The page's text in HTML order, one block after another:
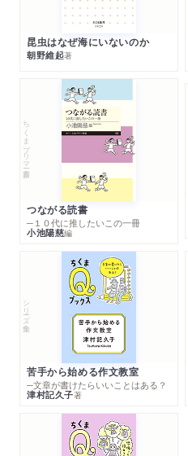
昆虫はなぜ海にいないのか
朝野維起著
ちくまプリマー新書
つながる読書
─１０代に推したいこの一冊
小池陽慈編
シリーズ・全集
苦手から始める作文教室
─文章が書けたらいいことはある？
津村記久子著